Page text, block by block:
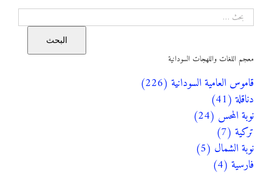
البحث
البحث
معجم اللغات واللهجات السودانية
قاموس العامية السودانية (226)
دناقلة (41)
نوبة المحس (24)
تركية (7)
نوبة الشمال (5)
فارسية (4)